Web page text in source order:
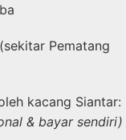
Pematang
kacang Siantar:
& bayar sendiri)